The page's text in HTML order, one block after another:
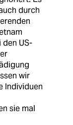
durch
US-
wir
Individuen
sie mal